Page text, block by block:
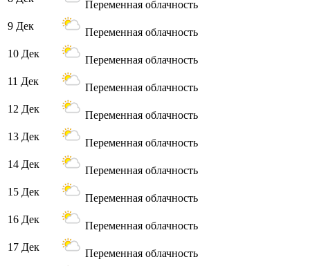
Переменная облачность
9 Дек
Переменная облачность
10 Дек
Переменная облачность
11 Дек
Переменная облачность
12 Дек
Переменная облачность
13 Дек
Переменная облачность
14 Дек
Переменная облачность
15 Дек
Переменная облачность
16 Дек
Переменная облачность
17 Дек
Переменная облачность